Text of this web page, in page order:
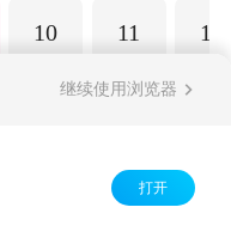
10 11 12
继续使用浏览器
打开